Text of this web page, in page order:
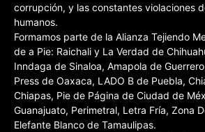
corrupción, y las constantes violaciones
humanos.
Formamos parte de la Alianza Tejiendo
de a Pie: Raichali y La Verdad de
Inndaga de Sinaloa, Amapola de
Press de Oaxaca, LADO B de Puebla,
Chiapas, Pie de Página de Ciudad de
Guanajuato, Perimetral, Letra Fría, Zona
Elefante Blanco de Tamaulipas.